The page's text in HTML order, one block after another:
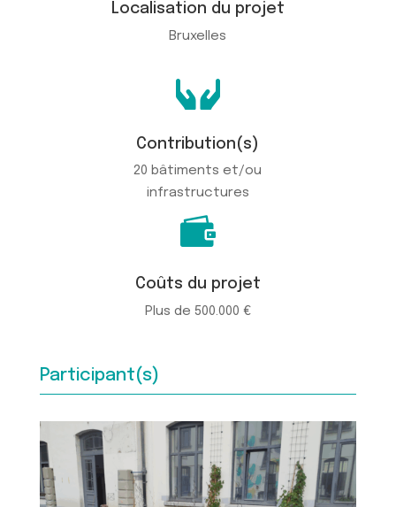
Localisation du projet
Bruxelles

Contribution(s)
20 bâtiments et/ou
infrastructures

Coûts du projet
Plus de 500.000 €
Participant(s)